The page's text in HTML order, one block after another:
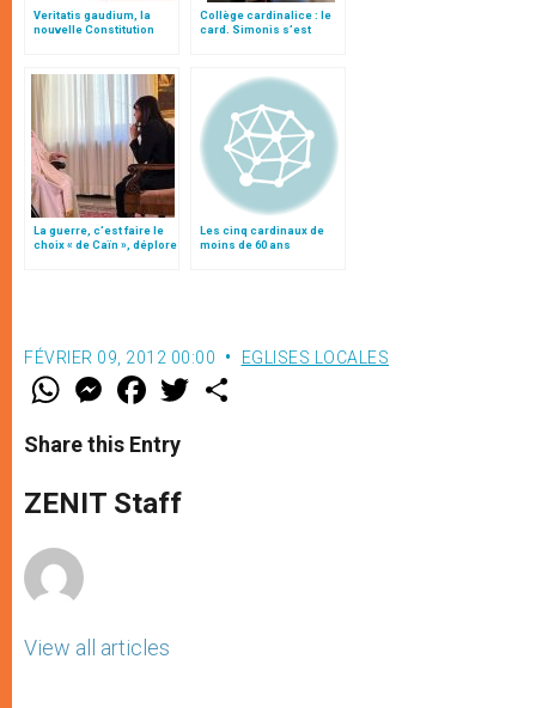
Veritatis gaudium, la
nouvelle Constitution
Collège cardinalice : le
card. Simonis s’est
La guerre, c’est faire le
choix « de Caïn », déplore
Les cinq cardinaux de
moins de 60 ans
FÉVRIER 09, 2012 00:00 EGLISES LOCALES
W
t
s
p
p
M
e
s
e
g
e
F
a
e
b
o
k
w
Share this Entry
ZENIT Staff
View all articles